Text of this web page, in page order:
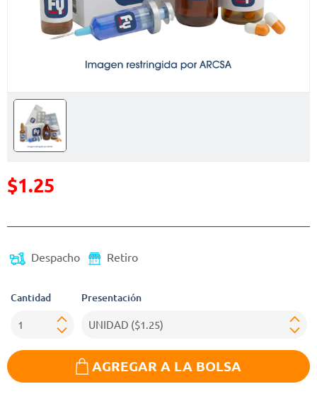
$1.25
Despacho Retiro
Cantidad Presentación
AGREGAR A LA BOLSA